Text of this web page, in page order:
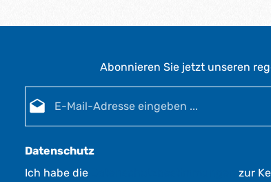
Abonnieren Sie jetzt unseren
Datenschutz
Ich habe die
zur